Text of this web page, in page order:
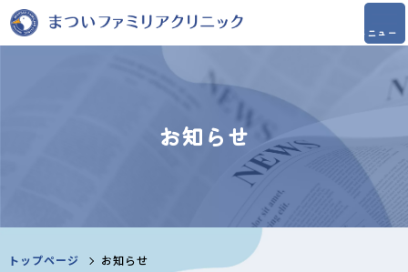
お知らせ
トップページ お知らせ